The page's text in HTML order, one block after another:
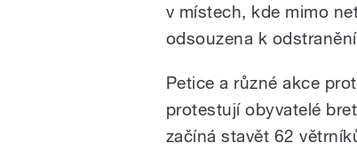
v místech, kde mimo
odsouzena k
Petice a různé akce
protestují obyvatelé
začíná stavět 62